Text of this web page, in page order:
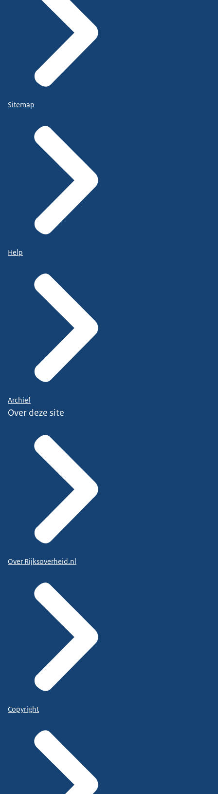
Sitemap
Help
Archief
Over deze site
Over Rijksoverheid.nl
Copyright